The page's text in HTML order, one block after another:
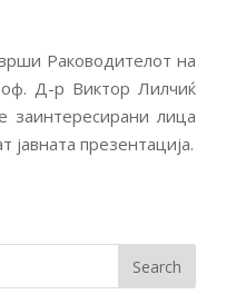
Раководителот на
Д-р Виктор Лилчиќ
заинтересирани лица
јавната презентација.